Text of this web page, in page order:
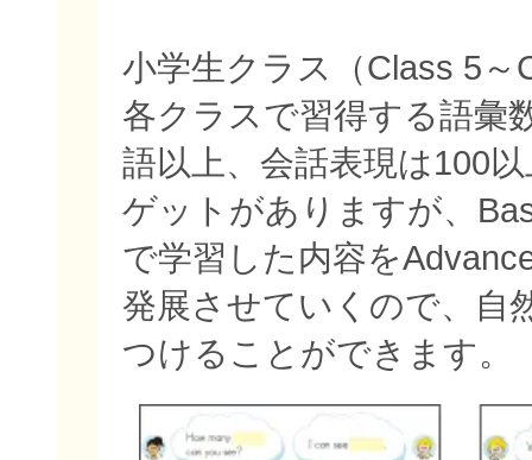
小学生クラス（Class 5～
各クラスで習得する語彙
語以上、会話表現は100
ゲットがありますが、
で学習した内容を
発展させていくので、自
つけることができます。